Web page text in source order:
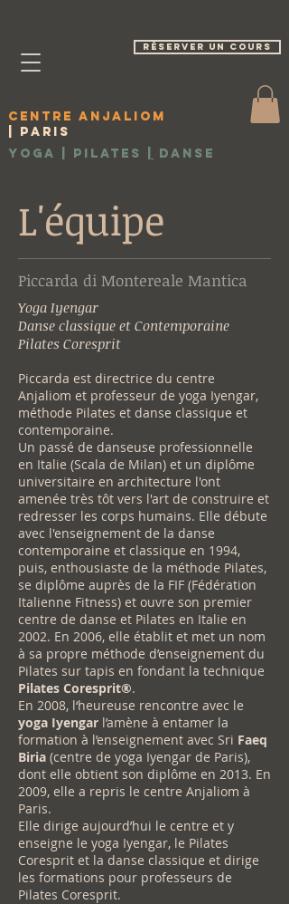
réserver un cours
Centre Anjaliom
| Paris
Yoga | Pilates
Danse
L'équipe
Piccarda di Montereale Mantica
Yoga Iyengar
Danse classique et Contemporaine
Pilates Coresprit
Piccarda est directrice du centre
Anjaliom et professeur de yoga Iyengar,
méthode Pilates et danse classique et
contemporaine.
Un passé de danseuse professionnelle
en Italie (Scala de Milan) et un diplôme
universitaire en architecture l'ont
amenée très tôt vers l'art de construire et
redresser les corps humains. Elle débute
avec l'enseignement de la danse
contemporaine et classique en 1994,
puis, enthousiaste de la méthode Pilates,
se diplôme auprès de la FIF (Fédération
Italienne Fitness) et ouvre son premier
centre de danse et Pilates en Italie en
2002. En 2006, elle établit et met un nom
à sa propre méthode d’enseignement du
Pilates sur tapis en fondant la technique
Pilates Coresprit®.
En 2008, l‘heureuse rencontre avec le
yoga Iyengar l’amène à entamer la
formation à l’enseignement avec Sri Faeq
Biria (centre de yoga Iyengar de Paris),
dont elle obtient son diplôme en 2013. En
2009, elle a repris le centre Anjaliom à
Paris.
Elle dirige aujourd’hui le centre et y
enseigne le yoga Iyengar, le Pilates
Coresprit et la danse classique et dirige
les formations pour professeurs de
Pilates Coresprit.